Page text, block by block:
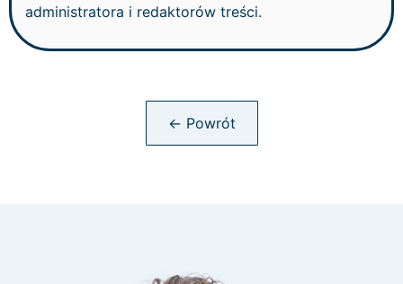
administratora i redaktorów treści.
← Powrót